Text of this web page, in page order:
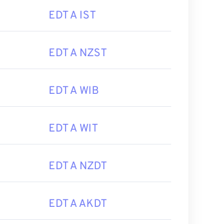
EDT A IST
EDT A NZST
EDT A WIB
EDT A WIT
EDT A NZDT
EDT A AKDT